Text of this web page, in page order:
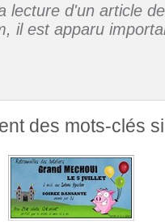
lecture d'un article
il est apparu
des mots-clés